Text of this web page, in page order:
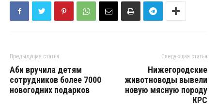
Предыдущая статья
Аби вручила детям
сотрудников более 7000
новогодних подарков
Следующая статья
Нижегородские
животноводы вывели
новую мясную породу
КРС